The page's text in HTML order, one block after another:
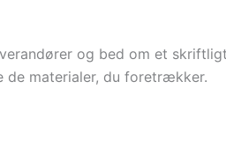
og bed om et
de materialer, du foretrækker.